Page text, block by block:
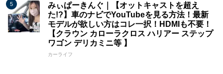
みぃぱーきんぐ｜【オットキャストを超え
た!?】車のナビでYouTubeを見る方法！最新
モデルが欲しい方はコレ一択！HDMIも不要！
【クラウン カローラクロス ハリアー ステップ
ワゴン デリカミニ等 】
カーライフ